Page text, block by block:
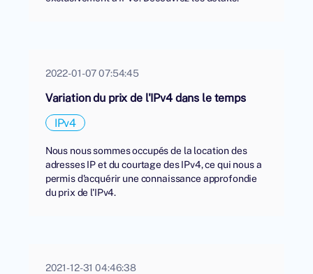
2022-01-07 07:54:45
Variation du prix de l'IPv4 dans le temps
IPv4
Nous nous sommes occupés de la location des
adresses IP et du courtage des IPv4, ce qui nous a
permis d'acquérir une connaissance approfondie
du prix de l'IPv4.
2021-12-31 04:46:38